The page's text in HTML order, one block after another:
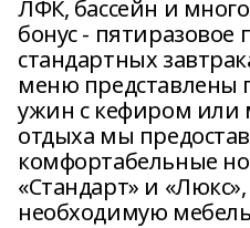
ЛФК, бассейн и
бонус -
стандартных
меню представлены
ужин с кефиром или
отдыха мы
комфортабельные
«Стандарт» и
необходимую